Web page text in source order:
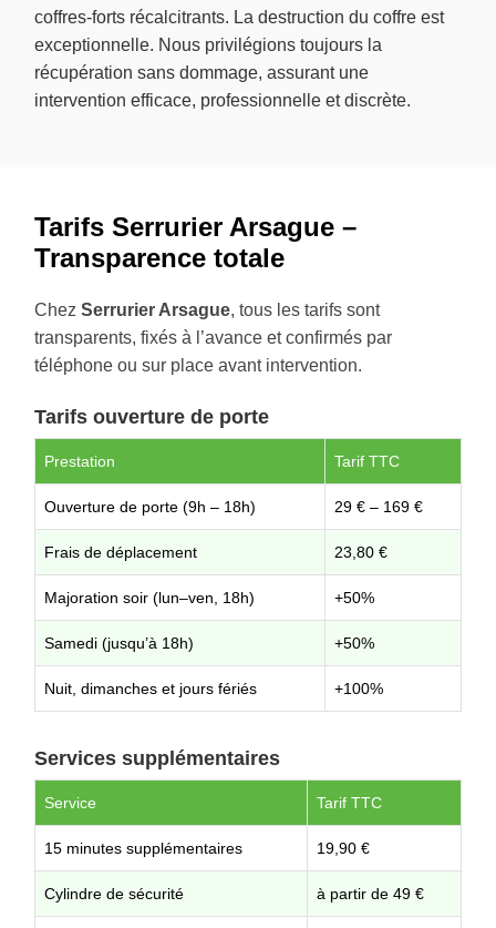
coffres-forts récalcitrants. La destruction du coffre est
exceptionnelle. Nous privilégions toujours la
récupération sans dommage, assurant une
intervention efficace, professionnelle et discrète.
Tarifs Serrurier Arsague –
Transparence totale
Chez Serrurier Arsague, tous les tarifs sont
transparents, fixés à l’avance et confirmés par
téléphone ou sur place avant intervention.
Tarifs ouverture de porte
Prestation Tarif TTC
Ouverture de porte (9h – 18h) 29 € – 169 €
Frais de déplacement 23,80 €
Majoration soir (lun–ven, 18h) +50%
Samedi (jusqu’à 18h) +50%
Nuit, dimanches et jours fériés +100%
Services supplémentaires
Service Tarif TTC
15 minutes supplémentaires 19,90 €
Cylindre de sécurité à partir de 49 €